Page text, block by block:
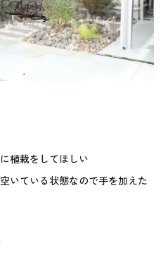
植栽をしてほしい
いている状態なので手を加えた